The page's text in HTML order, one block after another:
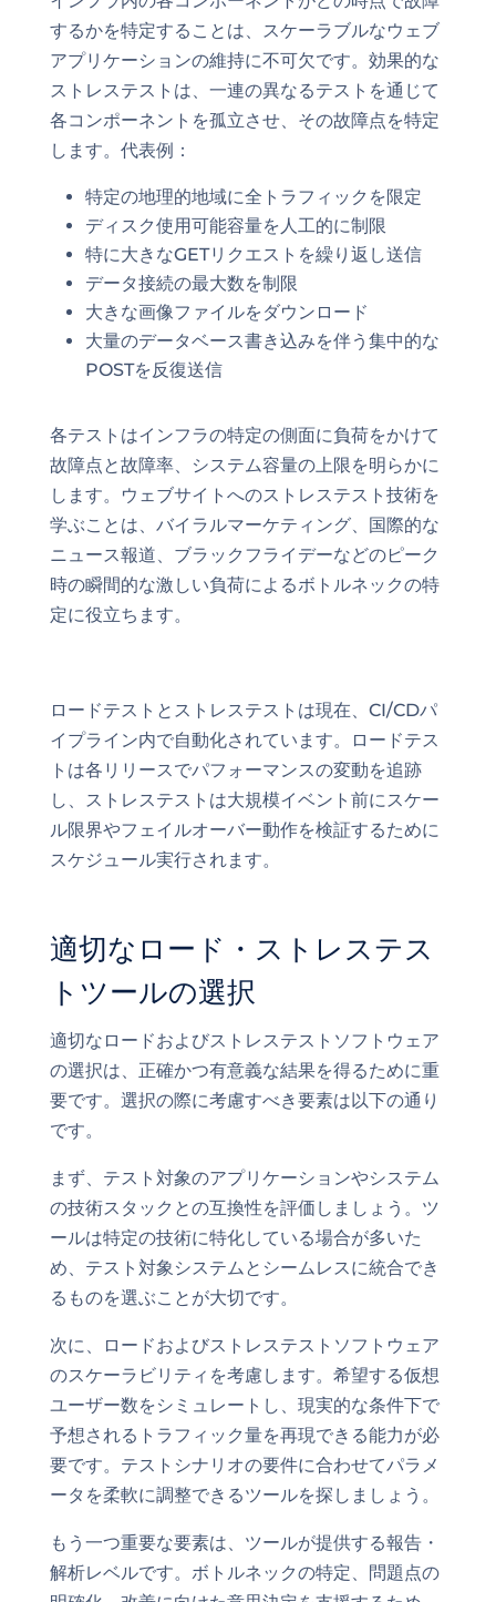
するかを特定することは、スケーラブルなウェブ
アプリケーションの維持に不可欠です。効果的な
ストレステストは、一連の異なるテストを通じて
各コンポーネントを孤立させ、その故障点を特定
します。代表例：
特定の地理的地域に全トラフィックを限定
ディスク使用可能容量を人工的に制限
特に大きなGETリクエストを繰り返し送信
データ接続の最大数を制限
大きな画像ファイルをダウンロード
大量のデータベース書き込みを伴う集中的な
POSTを反復送信
各テストはインフラの特定の側面に負荷をかけて
故障点と故障率、システム容量の上限を明らかに
します。ウェブサイトへのストレステスト技術を
学ぶことは、バイラルマーケティング、国際的な
ニュース報道、ブラックフライデーなどのピーク
時の瞬間的な激しい負荷によるボトルネックの特
定に役立ちます。
ロードテストとストレステストは現在、CI/CDパ
イプライン内で自動化されています。ロードテス
トは各リリースでパフォーマンスの変動を追跡
し、ストレステストは大規模イベント前にスケー
ル限界やフェイルオーバー動作を検証するために
スケジュール実行されます。
適切なロード・ストレステス
トツールの選択
適切なロードおよびストレステストソフトウェア
の選択は、正確かつ有意義な結果を得るために重
要です。選択の際に考慮すべき要素は以下の通り
です。
まず、テスト対象のアプリケーションやシステム
の技術スタックとの互換性を評価しましょう。ツ
ールは特定の技術に特化している場合が多いた
め、テスト対象システムとシームレスに統合でき
るものを選ぶことが大切です。
次に、ロードおよびストレステストソフトウェア
のスケーラビリティを考慮します。希望する仮想
ユーザー数をシミュレートし、現実的な条件下で
予想されるトラフィック量を再現できる能力が必
要です。テストシナリオの要件に合わせてパラメ
ータを柔軟に調整できるツールを探しましょう。
もう一つ重要な要素は、ツールが提供する報告・
解析レベルです。ボトルネックの特定、問題点の